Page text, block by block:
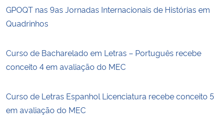
GPOQT nas 9as Jornadas Internacionais de Histórias em
Quadrinhos
Curso de Bacharelado em Letras – Português recebe
conceito 4 em avaliação do MEC
Curso de Letras Espanhol Licenciatura recebe conceito 5
em avaliação do MEC